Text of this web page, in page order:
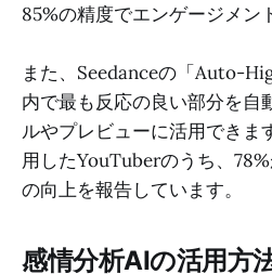
85%の精度でエンゲージメン
また、Seedanceの「Auto-
内で最も反応の良い部分を自
ルやプレビューに活用できま
用したYouTuberのうち、78%
の向上を報告しています。
感情分析AIの活用方